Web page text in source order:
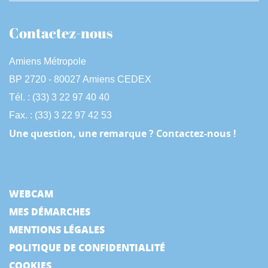
Contactez-nous
Amiens Métropole
BP 2720 - 80027 Amiens CEDEX
Tél. : (33) 3 22 97 40 40
Fax. : (33) 3 22 97 42 53
Une question, une remarque ? Contactez-nous !
WEBCAM
MES DÉMARCHES
MENTIONS LÉGALES
POLITIQUE DE CONFIDENTIALITÉ
COOKIES